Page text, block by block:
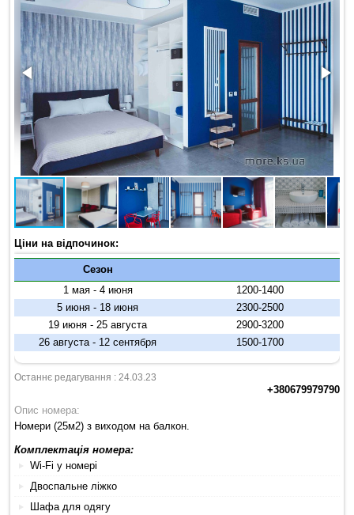
Ціни на відпочинок:
Сезон
1 мая - 4 июня
1200-1400
5 июня - 18 июня
2300-2500
19 июня - 25 августа
2900-3200
26 августа - 12 сентября
1500-1700
Останнє редагування : 24.03.23
+380679979790
Опис номера:
Номери (25м2) з виходом на балкон.
Комплектація номера:
Wi-Fi у номері
Двоспальне ліжко
Шафа для одягу